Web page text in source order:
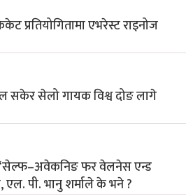
प्रतियोगितामा एभरेस्ट राइनोज
सकेर सेलो गायक विश्व दोङ लागे
‘सेल्फ–अवेकनिङ फर वेलनेस एन्ड
एल. पी. भानु शर्माले के भने ?